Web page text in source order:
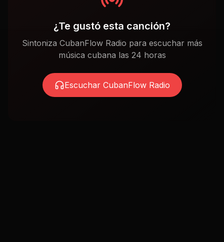
¿Te gustó esta canción?
Sintoniza CubanFlow Radio para escuchar más
música cubana las 24 horas
Escuchar CubanFlow Radio